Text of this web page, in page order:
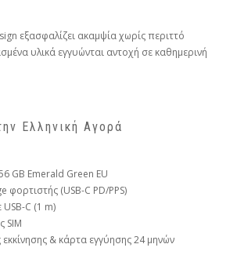
εξασφαλίζει ακαμψία χωρίς περιττό
υλικά εγγυώνται αντοχή σε καθημερινή
Ελληνική Αγορά
GB Emerald Green EU
φορτιστής (USB-C PD/PPS)
C (1 m)
SIM
& κάρτα εγγύησης 24 μηνών